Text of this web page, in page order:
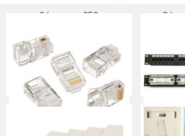
Cáp quang 2FO Cáp